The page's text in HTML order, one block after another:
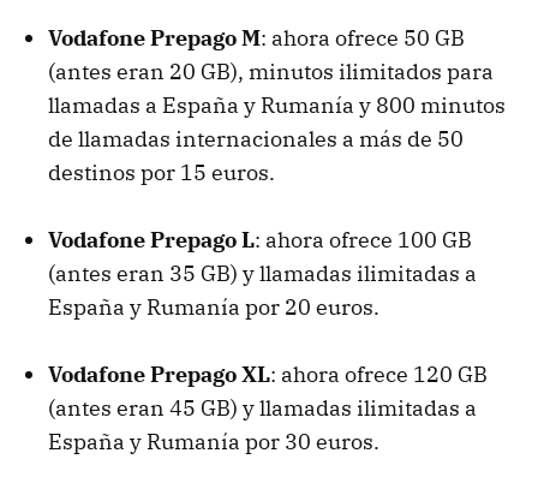
Vodafone Prepago M: ahora ofrece 50 GB
(antes eran 20 GB), minutos ilimitados para
llamadas a España y Rumanía y 800 minutos
de llamadas internacionales a más de 50
destinos por 15 euros.
Vodafone Prepago L: ahora ofrece 100 GB
(antes eran 35 GB) y llamadas ilimitadas a
España y Rumanía por 20 euros.
Vodafone Prepago XL: ahora ofrece 120 GB
(antes eran 45 GB) y llamadas ilimitadas a
España y Rumanía por 30 euros.